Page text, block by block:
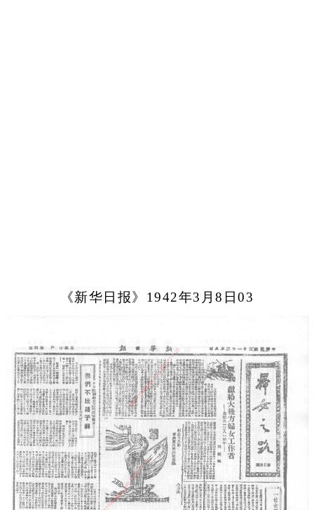
《新华日报》1942年3月8日03